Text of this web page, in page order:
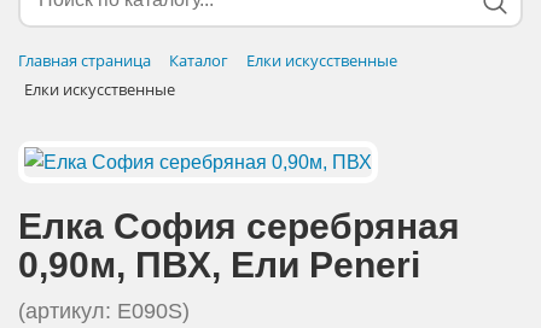
Главная страница Каталог
Елки искусственные
Елки искусственные
Елка София серебряная
0,90м, ПВХ, Eли Peneri
(артикул: E090S)
НОВОГОДНИЙ ДЕКОР
ДОСТАВКА В РЕГИОНЫ
ДОСТАВКА
ОПЛАТА